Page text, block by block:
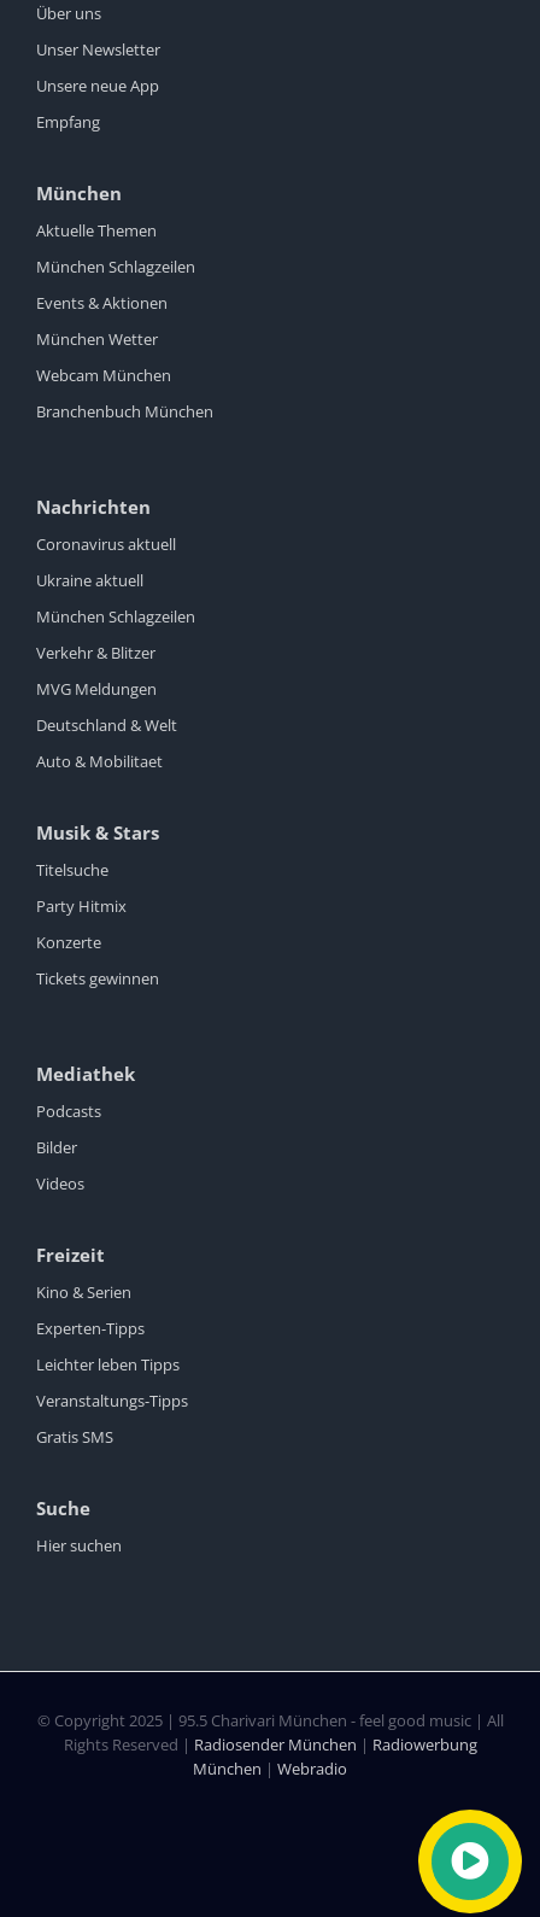
Über uns
Unser Newsletter
Unsere neue App
Empfang
München
Aktuelle Themen
München Schlagzeilen
Events & Aktionen
München Wetter
Webcam München
Branchenbuch München
Nachrichten
Coronavirus aktuell
Ukraine aktuell
München Schlagzeilen
Verkehr & Blitzer
MVG Meldungen
Deutschland & Welt
Auto & Mobilitaet
Musik & Stars
Titelsuche
Party Hitmix
Konzerte
Tickets gewinnen
Mediathek
Podcasts
Bilder
Videos
Freizeit
Kino & Serien
Experten-Tipps
Leichter leben Tipps
Veranstaltungs-Tipps
Gratis SMS
Suche
Hier suchen
© Copyright 2025 | 95.5 Charivari München - feel good music | All
Rights Reserved | Radiosender München | Radiowerbung
München | Webradio